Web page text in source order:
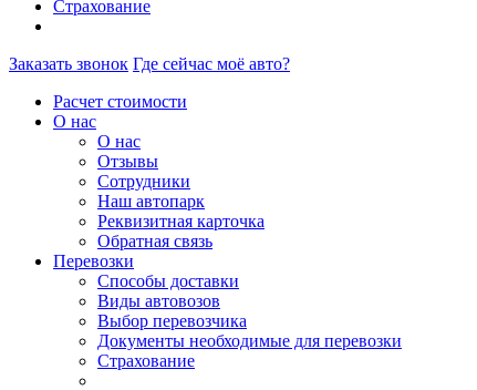
Страхование
Заказать звонок Где сейчас моё авто?
Расчет стоимости
О нас
О нас
Отзывы
Сотрудники
Наш автопарк
Реквизитная карточка
Обратная связь
Перевозки
Способы доставки
Виды автовозов
Выбор перевозчика
Документы необходимые для перевозки
Страхование